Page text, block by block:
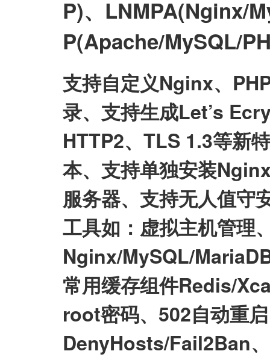
P)、LNMPA(Nginx/
P(Apache/MySQL/
支持自定义Nginx、
录、支持生成Let’s
HTTP2、TLS 1.3等新
本、支持单独安装
服务器、支持无人值守
工具如：虚拟主机管理
Nginx/MySQL/
常用缓存组件Redis/
root密码、502自动重
DenyHosts/Fail2Ban